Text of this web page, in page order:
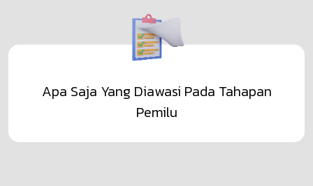
Apa Saja Yang Diawasi Pada Tahapan
Pemilu